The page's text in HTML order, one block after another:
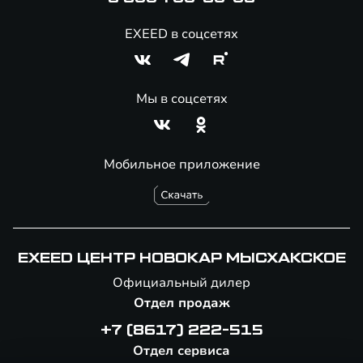
Мобильное приложение
EXEED в соцсетях
Мы в соцсетях
EXEED ЦЕНТР НОВОКАР МЫСХАКСКОЕ
Официальный дилер
Отдел продаж
+7 (8617) 222-515
Отдел сервиса